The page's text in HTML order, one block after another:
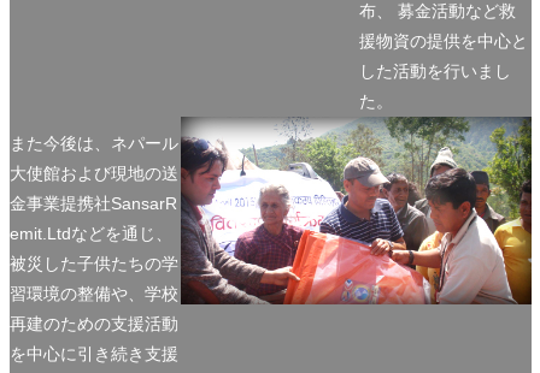
布、 募金活動など救
援物資の提供を中心と
した活動を行いまし
た。
また今後は、ネパール
大使館および現地の送
金事業提携社SansarR
emit.Ltdなどを通じ、
被災した子供たちの学
習環境の整備や、学校
再建のための支援活動
を中心に引き続き支援